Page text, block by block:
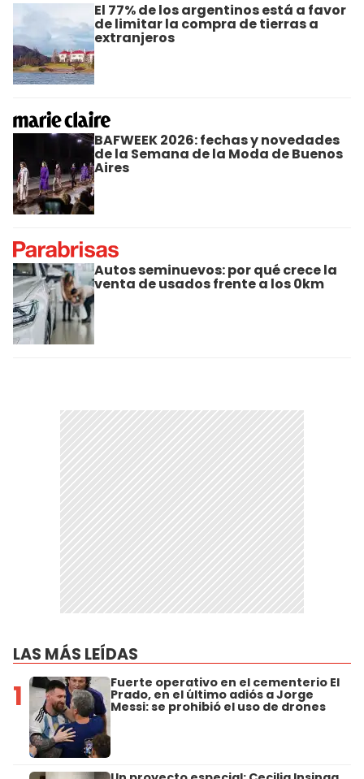
El 77% de los argentinos está a favor
de limitar la compra de tierras a
extranjeros
BAFWEEK 2026: fechas y novedades
de la Semana de la Moda de Buenos
Aires
Autos seminuevos: por qué crece la
venta de usados frente a los 0km
LAS MÁS LEÍDAS
1 Fuerte operativo en el cementerio El
Prado, en el último adiós a Jorge
Messi: se prohibió el uso de drones